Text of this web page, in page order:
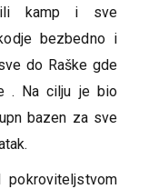
kamp i sve
bezbedno i
do Raške gde
. Na cilju je bio
bazen za sve